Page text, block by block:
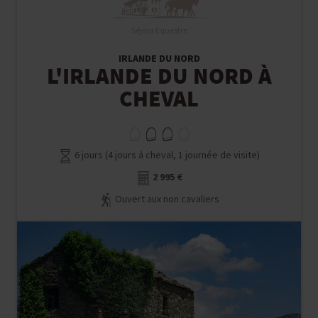
IRLANDE DU NORD
L'IRLANDE DU NORD À
CHEVAL
6 jours (4 jours à cheval, 1 journée de visite)
2 995 €
Ouvert aux non cavaliers